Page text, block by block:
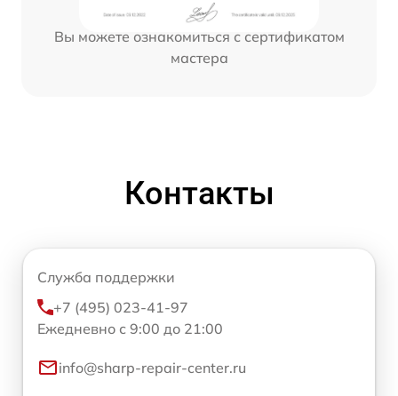
Вы можете ознакомиться с сертификатом
мастера
Контакты
Служба поддержки
+7 (495) 023-41-97
Ежедневно с 9:00 до 21:00
info@sharp-repair-center.ru